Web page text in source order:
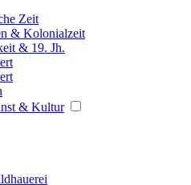
Zeit
& Kolonialzeit
& 19. Jh.
& Kultur